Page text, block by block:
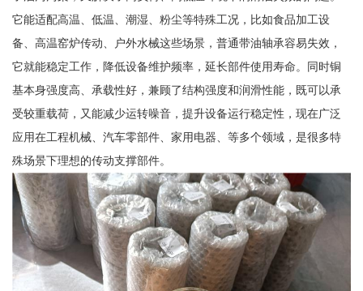
它能适配高温、低温、潮湿、粉尘等特殊工况，比如食品加工设
备、高温窑炉传动、户外水械这些场景，普通带油轴承容易失效，
它就能稳定工作，降低设备维护频率，延长部件使用寿命。同时铜
基本身强度高、承载性好，兼顾了结构强度和润滑性能，既可以承
受较重载荷，又能减少运转噪音，提升设备运行稳定性，现在广泛
应用在工程机械、汽车零部件、家用电器、等多个领域，是很多特
殊场景下理想的传动支撑部件。